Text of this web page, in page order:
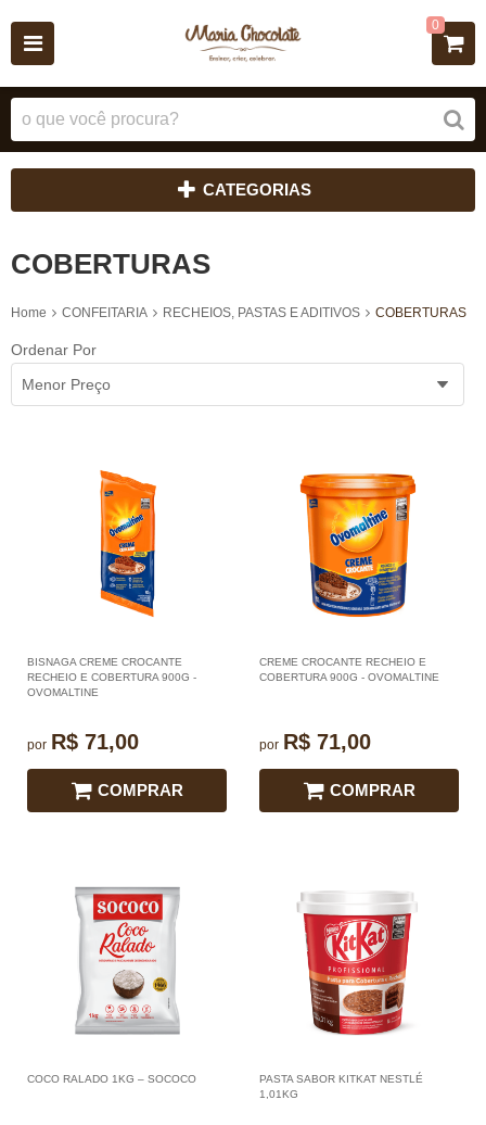
0
CATEGORIAS
COBERTURAS
Home CONFEITARIA RECHEIOS, PASTAS E ADITIVOS COBERTURAS
Ordenar Por
Menor Preço
BISNAGA CREME CROCANTE
RECHEIO E COBERTURA 900G -
OVOMALTINE
por R$ 71,00
COMPRAR
CREME CROCANTE RECHEIO E
COBERTURA 900G - OVOMALTINE
por R$ 71,00
COMPRAR
COCO RALADO 1KG – SOCOCO
PASTA SABOR KITKAT NESTLÉ
1,01KG